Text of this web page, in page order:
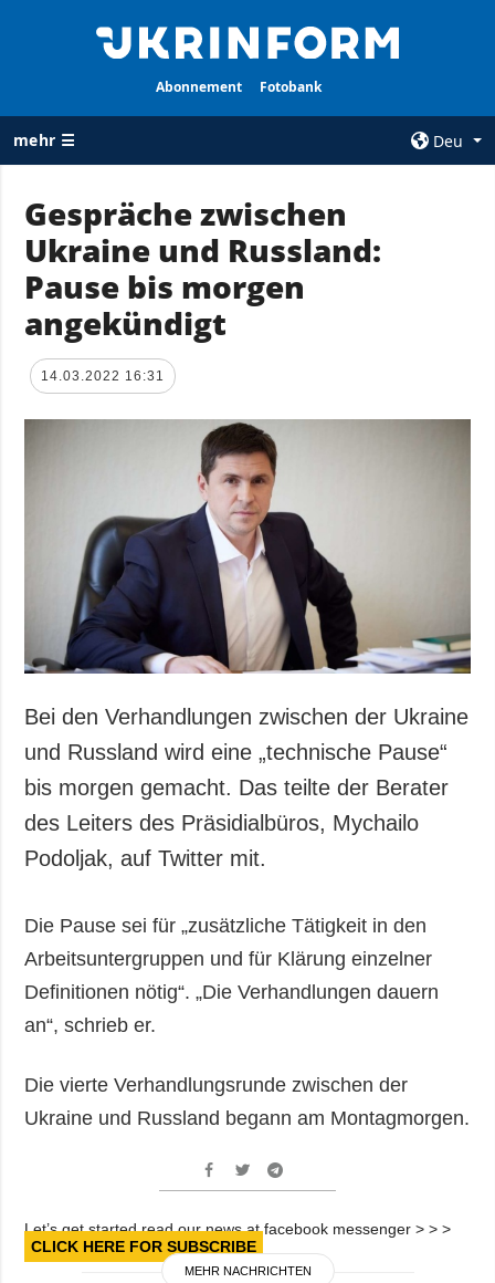
Abonnement Fotobank
mehr ☰
Deu
ALLE
RUBRIKEN
Krieg
Wiederaufbau
der Ukraine
Politik
Kultur
Sport
Kriminalität
Notstand und
Notfälle
AGENTUR
Über uns
ZUSÄTZLICH
Veröffentlichungen
Fotos
Video
LEISTUNGEN
Abonnement
Fotobank
Gespräche zwischen
Ukraine und Russland:
Pause bis morgen
angekündigt
14.03.2022 16:31
Bei den Verhandlungen zwischen der Ukraine
und Russland wird eine „technische Pause“
bis morgen gemacht. Das teilte der Berater
des Leiters des Präsidialbüros, Mychailo
Podoljak, auf Twitter mit.
Die Pause sei für „zusätzliche Tätigkeit in den
Arbeitsuntergruppen und für Klärung einzelner
Definitionen nötig“. „Die Verhandlungen dauern
an“, schrieb er.
Die vierte Verhandlungsrunde zwischen der
Ukraine und Russland begann am Montagmorgen.
Let’s get started read our news at facebook messenger > > >
CLICK HERE FOR SUBSCRIBE
MEHR NACHRICHTEN